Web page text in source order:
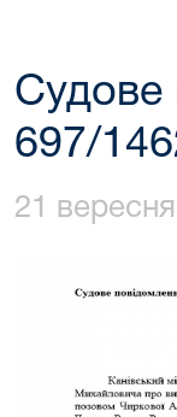
Судове
697/
21